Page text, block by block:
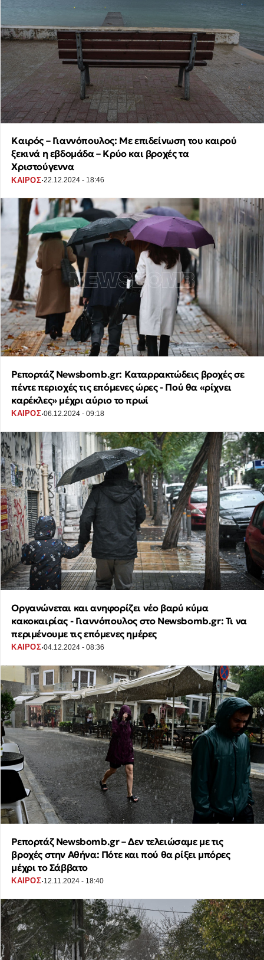
Καιρός – Γιαννόπουλος: Με επιδείνωση του καιρού
ξεκινά η εβδομάδα – Κρύο και βροχές τα
Χριστούγεννα
ΚΑΙΡΟΣ·22.12.2024 - 18:46
Ρεπορτάζ Newsbomb.gr: Καταρρακτώδεις βροχές σε
πέντε περιοχές τις επόμενες ώρες - Πού θα «ρίχνει
καρέκλες» μέχρι αύριο το πρωί
ΚΑΙΡΟΣ·06.12.2024 - 09:18
Οργανώνεται και ανηφορίζει νέο βαρύ κύμα
κακοκαιρίας - Γιαννόπουλος στο Newsbomb.gr: Τι να
περιμένουμε τις επόμενες ημέρες
ΚΑΙΡΟΣ·04.12.2024 - 08:36
Ρεπορτάζ Newsbomb.gr – Δεν τελειώσαμε με τις
βροχές στην Αθήνα: Πότε και πού θα ρίξει μπόρες
μέχρι το Σάββατο
ΚΑΙΡΟΣ·12.11.2024 - 18:40